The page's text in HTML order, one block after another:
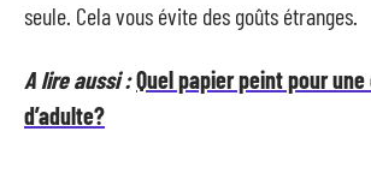
seule. Cela vous évite des goûts étranges.
A lire aussi :Quel papier peint pour
d’adulte?